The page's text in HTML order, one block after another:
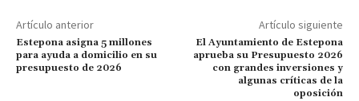
Artículo anterior
Estepona asigna 5 millones
para ayuda a domicilio en su
presupuesto de 2026
Artículo siguiente
El Ayuntamiento de Estepona
aprueba su Presupuesto 2026
con grandes inversiones y
algunas críticas de la
oposición